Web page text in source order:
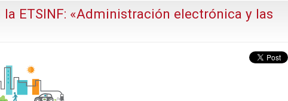
ETSINF: «Administración electrónica y las